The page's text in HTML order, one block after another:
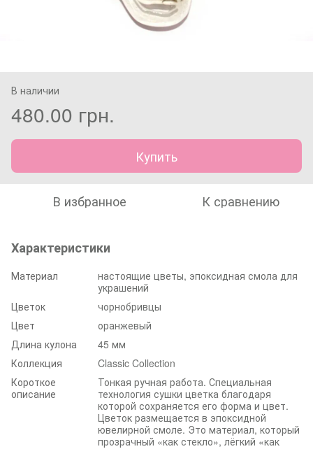
В наличии
480.00 грн.
Купить
В избранное К сравнению
Характеристики
Материал
настоящие цветы, эпоксидная смола для
украшений
Цветок
чорнобривцы
Цвет
оранжевый
Длина кулона
45 мм
Коллекция
Classic Collection
Короткое
описание
Тонкая ручная работа. Специальная
технология сушки цветка благодаря
которой сохраняется его форма и цвет.
Цветок размещается в эпоксидной
ювелирной смоле. Это материал, который
прозрачный «как стекло», лёгкий «как